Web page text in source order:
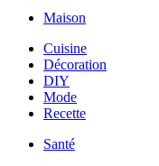
Maison
Cuisine
Décoration
DIY
Mode
Recette
Santé